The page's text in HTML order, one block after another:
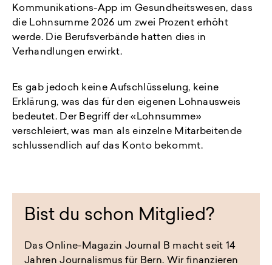
Kommunikations-App im Gesundheitswesen, dass
die Lohnsumme 2026 um zwei Prozent erhöht
werde. Die Berufsverbände hatten dies in
Verhandlungen erwirkt.
Es gab jedoch keine Aufschlüsselung, keine
Erklärung, was das für den eigenen Lohnausweis
bedeutet. Der Begriff der «Lohnsumme»
verschleiert, was man als einzelne Mitarbeitende
schlussendlich auf das Konto bekommt.
Bist du schon Mitglied?
Das Online-Magazin Journal B macht seit 14
Jahren Journalismus für Bern. Wir finanzieren